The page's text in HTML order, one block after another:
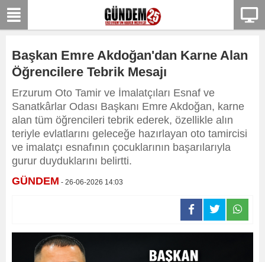
Başkan Emre Akdoğan'dan Karne Alan
Öğrencilere Tebrik Mesajı
Erzurum Oto Tamir ve İmalatçıları Esnaf ve
Sanatkârlar Odası Başkanı Emre Akdoğan, karne
alan tüm öğrencileri tebrik ederek, özellikle alın
teriyle evlatlarını geleceğe hazırlayan oto tamircisi
ve imalatçı esnafının çocuklarının başarılarıyla
gurur duyduklarını belirtti.
GÜNDEM - 26-06-2026 14:03